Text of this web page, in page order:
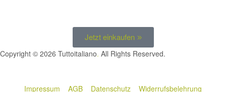
Jetzt einkaufen
Copyright © 2026 Tuttoitaliano. All Rights Reserved.
Impressum AGB Datenschutz Widerrufsbelehrung